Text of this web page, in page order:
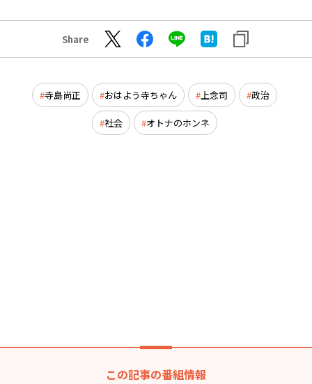
Share
寺島尚正 おはよう寺ちゃん 上念司 政治
社会 オトナのホンネ
この記事の番組情報